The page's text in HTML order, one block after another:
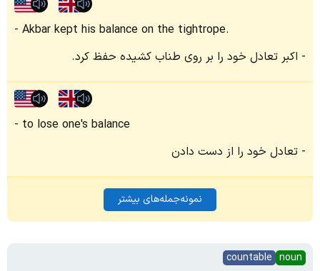
Akbar kept his balance on the tightrope.
اکبر تعادل خود را بر روی طناب کشیده حفظ کرد.
to lose one's balance
تعادل خود را از دست دادن
نمونه‌جمله‌های بیشتر
noun
countable